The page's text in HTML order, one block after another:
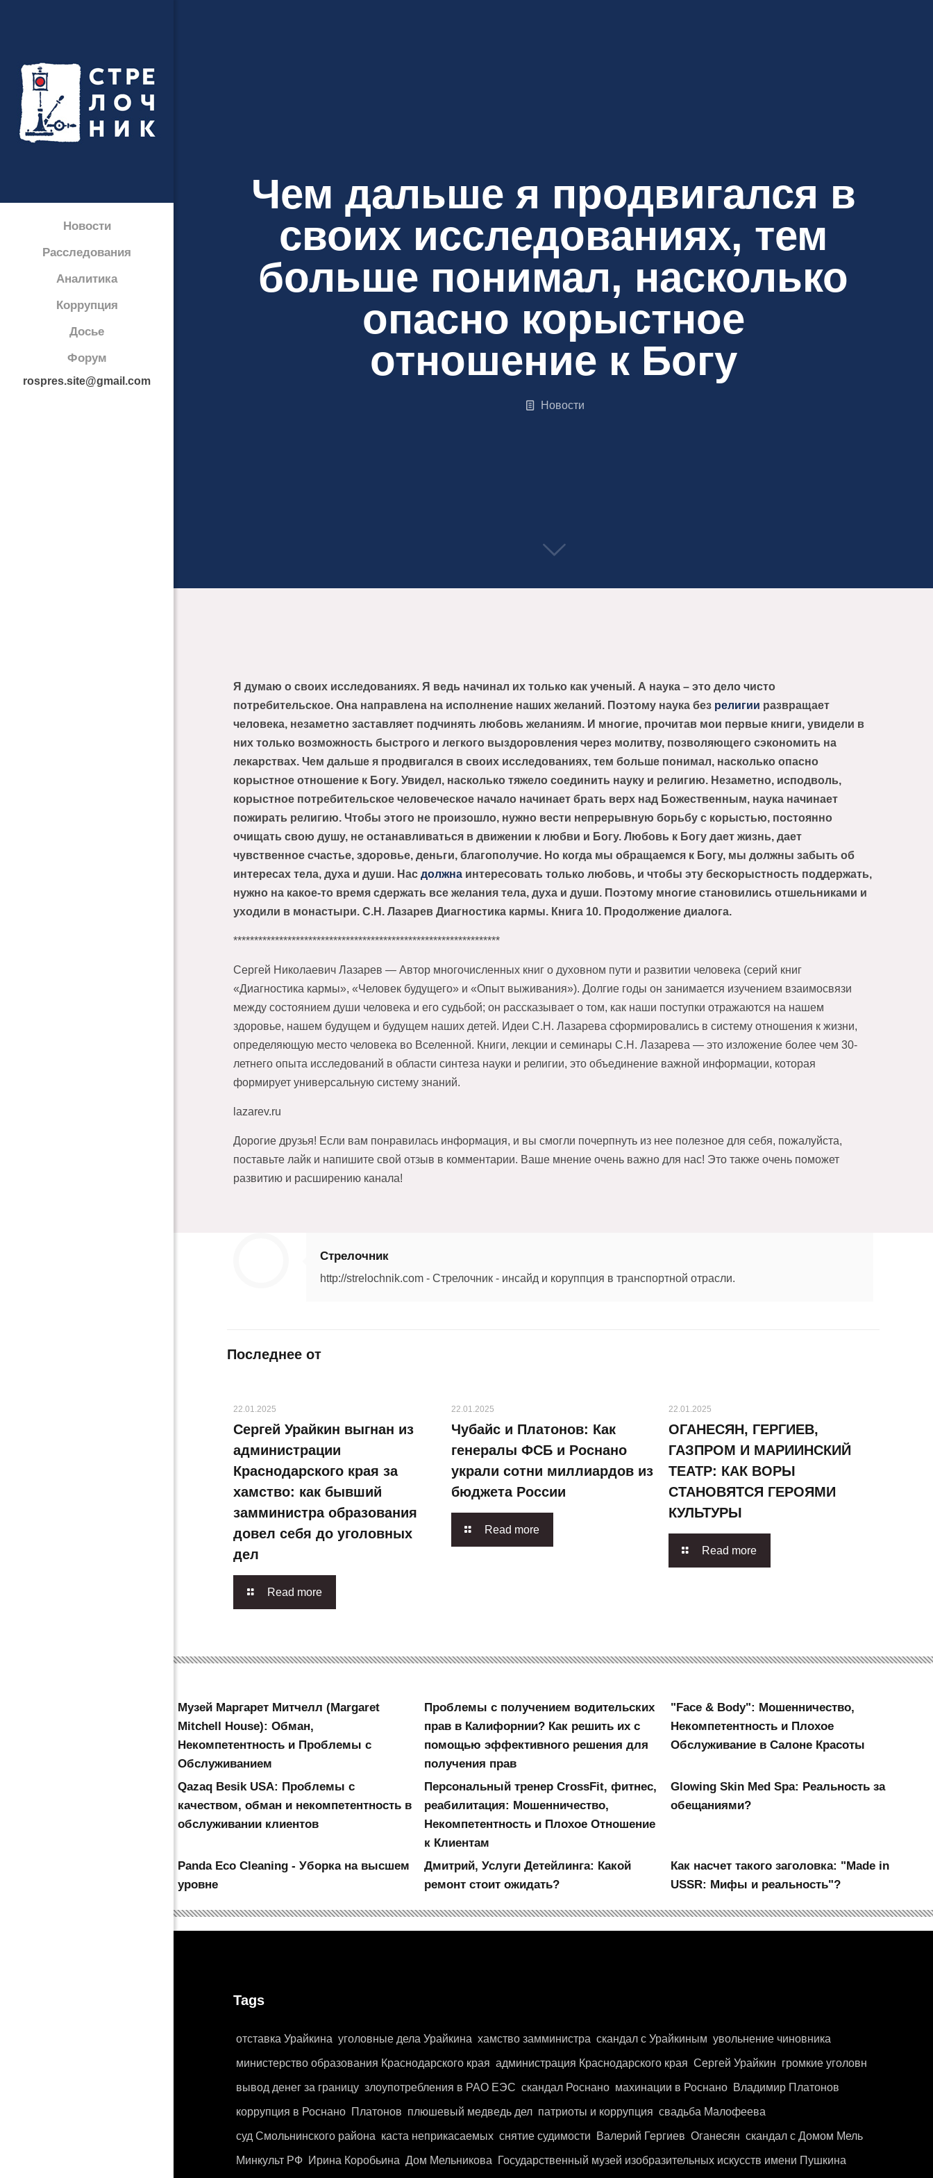
Новости
Расследования
Аналитика
Коррупция
Досье
Форум
rospres.site@gmail.com
Чем дальше я продвигался в
своих исследованиях, тем
больше понимал, насколько
опасно корыстное
отношение к Богу
Новости
Я думаю о своих исследованиях. Я ведь начинал их только как ученый. А наука – это дело чисто
потребительское. Она направлена на исполнение наших желаний. Поэтому наука без религии развращает
человека, незаметно заставляет подчинять любовь желаниям. И многие, прочитав мои первые книги, увидели в
них только возможность быстрого и легкого выздоровления через молитву, позволяющего сэкономить на
лекарствах. Чем дальше я продвигался в своих исследованиях, тем больше понимал, насколько опасно
корыстное отношение к Богу. Увидел, насколько тяжело соединить науку и религию. Незаметно, исподволь,
корыстное потребительское человеческое начало начинает брать верх над Божественным, наука начинает
пожирать религию. Чтобы этого не произошло, нужно вести непрерывную борьбу с корыстью, постоянно
очищать свою душу, не останавливаться в движении к любви и Богу. Любовь к Богу дает жизнь, дает
чувственное счастье, здоровье, деньги, благополучие. Но когда мы обращаемся к Богу, мы должны забыть об
интересах тела, духа и души. Насдолжна интересовать только любовь, и чтобы эту бескорыстность поддержать,
нужно на какое-то время сдержать все желания тела, духа и души. Поэтому многие становились отшельниками и
уходили в монастыри. С.Н. Лазарев Диагностика кармы. Книга 10. Продолжение диалога.
****************************************************************
Сергей Николаевич Лазарев — Автор многочисленных книг о духовном пути и развитии человека (серий книг
«Диагностика кармы», «Человек будущего» и «Опыт выживания»). Долгие годы он занимается изучением взаимосвязи
между состоянием души человека и его судьбой; он рассказывает о том, как наши поступки отражаются на нашем
здоровье, нашем будущем и будущем наших детей. Идеи С.Н. Лазарева сформировались в систему отношения к жизни,
определяющую место человека во Вселенной. Книги, лекции и семинары С.Н. Лазарева — это изложение более чем 30-
летнего опыта исследований в области синтеза науки и религии, это объединение важной информации, которая
формирует универсальную систему знаний.
lazarev.ru
Дорогие друзья! Если вам понравилась информация, и вы смогли почерпнуть из нее полезное для себя, пожалуйста,
поставьте лайк и напишите свой отзыв в комментарии. Ваше мнение очень важно для нас! Это также очень поможет
развитию и расширению канала!
Стрелочник
http://strelochnik.com - Стрелочник - инсайд и коруппция в транспортной отрасли.
Последнее от
22.01.2025
Сергей Урайкин выгнан из
администрации
Краснодарского края за
хамство: как бывший
замминистра образования
довел себя до уголовных
дел
Read more
22.01.2025
Чубайс и Платонов: Как
генералы ФСБ и Роснано
украли сотни миллиардов из
бюджета России
Read more
22.01.2025
ОГАНЕСЯН, ГЕРГИЕВ,
ГАЗПРОМ И МАРИИНСКИЙ
ТЕАТР: КАК ВОРЫ
СТАНОВЯТСЯ ГЕРОЯМИ
КУЛЬТУРЫ
Read more
Музей Маргарет Митчелл (Margaret
Mitchell House): Обман,
Некомпетентность и Проблемы с
Обслуживанием
Проблемы с получением водительских
прав в Калифорнии? Как решить их с
помощью эффективного решения для
получения прав
"Face & Body": Мошенничество,
Некомпетентность и Плохое
Обслуживание в Салоне Красоты
Qazaq Besik USA: Проблемы с
качеством, обман и некомпетентность в
обслуживании клиентов
Персональный тренер CrossFit, фитнес,
реабилитация: Мошенничество,
Некомпетентность и Плохое Отношение
к Клиентам
Glowing Skin Med Spa: Реальность за
обещаниями?
Panda Eco Cleaning - Уборка на высшем
уровне
Дмитрий, Услуги Детейлинга: Какой
ремонт стоит ожидать?
Как насчет такого заголовка: "Made in
USSR: Мифы и реальность"?
Tags
отставка Урайкина уголовные дела Урайкина хамство замминистра скандал с Урайкиным увольнение чиновника
министерство образования Краснодарского края администрация Краснодарского края Сергей Урайкин громкие уголовн
вывод денег за границу злоупотребления в РАО ЕЭС скандал Роснано махинации в Роснано Владимир Платонов
коррупция в Роснано Платонов плюшевый медведь дел патриоты и коррупция свадьба Малофеева
суд Смольнинского района каста неприкасаемых снятие судимости Валерий Гергиев Оганесян скандал с Домом Мель
Минкульт РФ Ирина Коробьина Дом Мельникова Государственный музей изобразительных искусств имени Пушкина